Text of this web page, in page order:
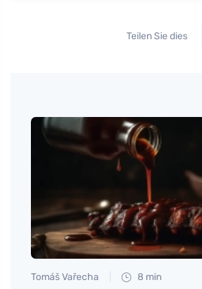
Teilen Sie dies
Tomáš Vařecha 8 min